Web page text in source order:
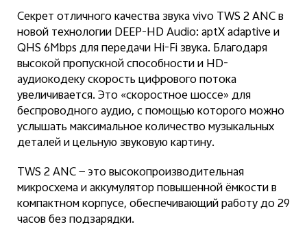
Секрет отличного качества звукаvivoTWS 2 ANC в
новой технологии DEEP-HD Audio: aptX adaptive и
QHS 6Mbps для передачи Hi-Fi звука. Благодаря
высокой пропускной способности и HD-
аудиокодеку скорость цифрового потока
увеличивается. Это «скоростное шоссе» для
беспроводного аудио, с помощью которого можно
услышать максимальное количество музыкальных
деталей и цельную звуковую картину.
TWS 2 ANC — это высокопроизводительная
микросхема и аккумулятор повышенной ёмкости в
компактном корпусе, обеспечивающий работу до 29
часов без подзарядки.